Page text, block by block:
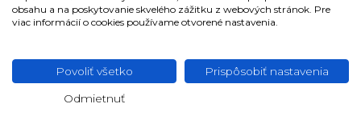
HRÚBKA 11 mm
REMIENOK
MATERIÁL REMIENKA
obsahu a na poskytovanie skvelého zážitku z webových stránok. Pre
viac informácií o cookies používame otvorené nastavenia.
Povoliť všetko Prispôsobiť nastavenia
Odmietnuť